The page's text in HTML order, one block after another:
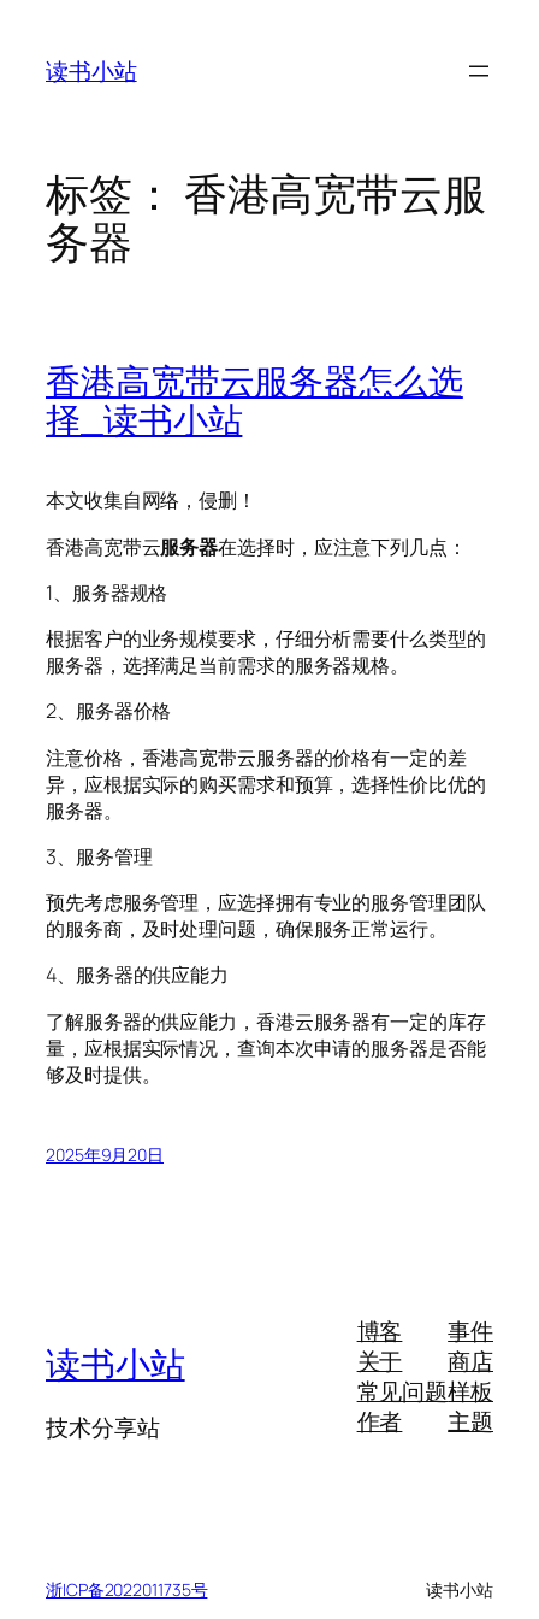
读书小站
标签： 香港高宽带云服
务器
香港高宽带云服务器怎么选
择_读书小站
本文收集自网络，侵删！
香港高宽带云服务器在选择时，应注意下列几点：
1、服务器规格
根据客户的业务规模要求，仔细分析需要什么类型的
服务器，选择满足当前需求的服务器规格。
2、服务器价格
注意价格，香港高宽带云服务器的价格有一定的差
异，应根据实际的购买需求和预算，选择性价比优的
服务器。
3、服务管理
预先考虑服务管理，应选择拥有专业的服务管理团队
的服务商，及时处理问题，确保服务正常运行。
4、服务器的供应能力
了解服务器的供应能力，香港云服务器有一定的库存
量，应根据实际情况，查询本次申请的服务器是否能
够及时提供。
2025年9月20日
读书小站
技术分享站
博客
关于
常见问题
作者
事件
商店
样板
主题
浙ICP备2022011735号 读书小站